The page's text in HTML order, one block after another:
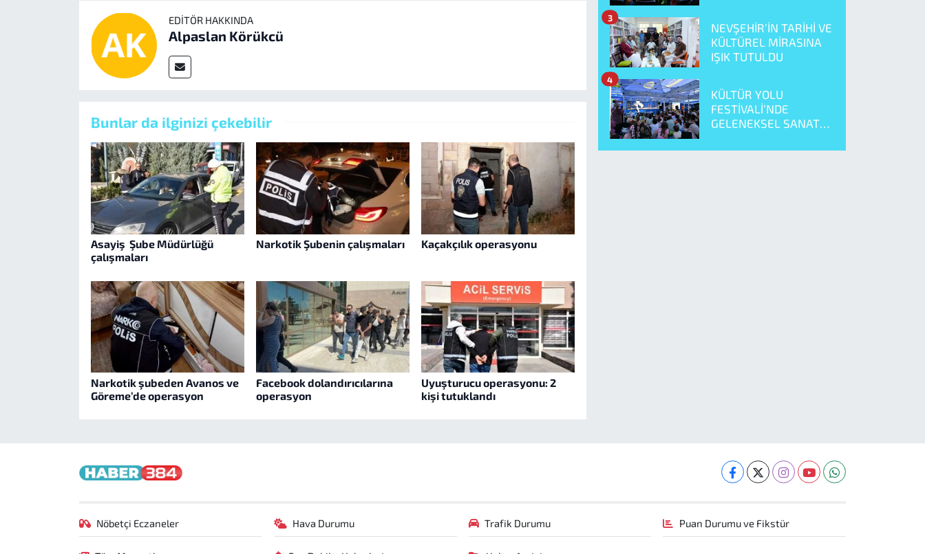
EDITÖR HAKKINDA
Alpaslan Körükcü
Bunlar da ilginizi çekebilir
Asayiş Şube Müdürlüğü
çalışmaları
Narkotik Şubenin çalışmaları Kaçakçılık operasyonu
Narkotik şubeden Avanos ve
Göreme’de operasyon
Facebook dolandırıcılarına
operasyon
Uyuşturucu operasyonu: 2
kişi tutuklandı
NEVŞEHİR’İN TARİHİ VE
KÜLTÜREL MİRASINA
IŞIK TUTULDU
3
KÜLTÜR YOLU
FESTİVALİ’NDE
GELENEKSEL SANAT
4
Nöbetçi Eczaneler Hava Durumu Trafik Durumu Puan Durumu ve Fikstür